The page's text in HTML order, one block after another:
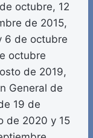
octubre, 12
de 2015,
6 de octubre
octubre
de 2019,
General de
19 de
de 2020 y 15